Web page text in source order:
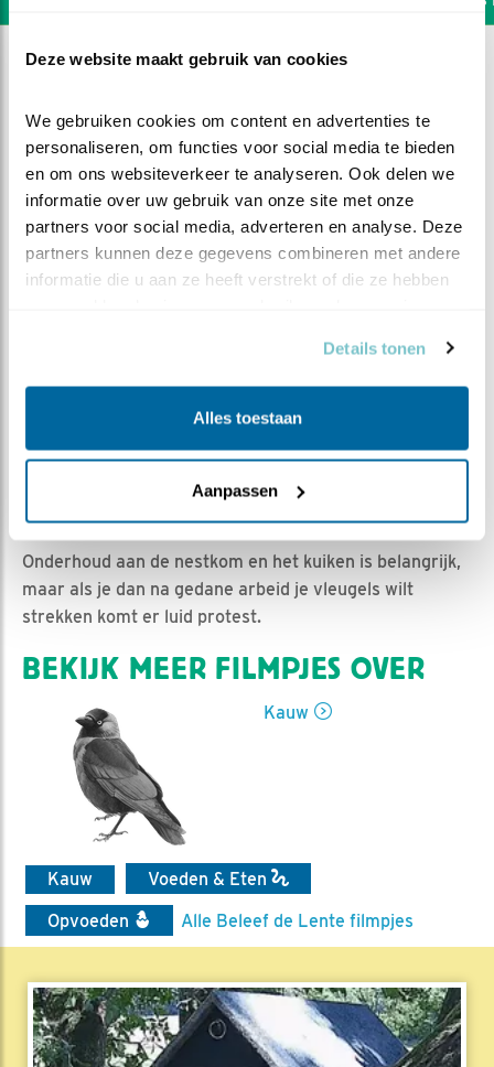
Deze website maakt gebruik van cookies
We gebruiken cookies om content en advertenties te
personaliseren, om functies voor social media te bieden
en om ons websiteverkeer te analyseren. Ook delen we
informatie over uw gebruik van onze site met onze
partners voor social media, adverteren en analyse. Deze
partners kunnen deze gegevens combineren met andere
informatie die u aan ze heeft verstrekt of die ze hebben
Details tonen
Alles toestaan
Aanpassen
Verzorgen
Ed Hoogkamer | Geplaatst op 18 mei 2019, 10:28 |
Vind ik leuk| Bewaar dit filmpje|
1130x
Onderhoud aan de nestkom en het kuiken is belangrijk,
maar als je dan na gedane arbeid je vleugels wilt
strekken komt er luid protest.
BEKIJK MEER FILMPJES OVER
Kauw
Kauw
Voeden & Eten
Opvoeden
Alle Beleef de Lente filmpjes